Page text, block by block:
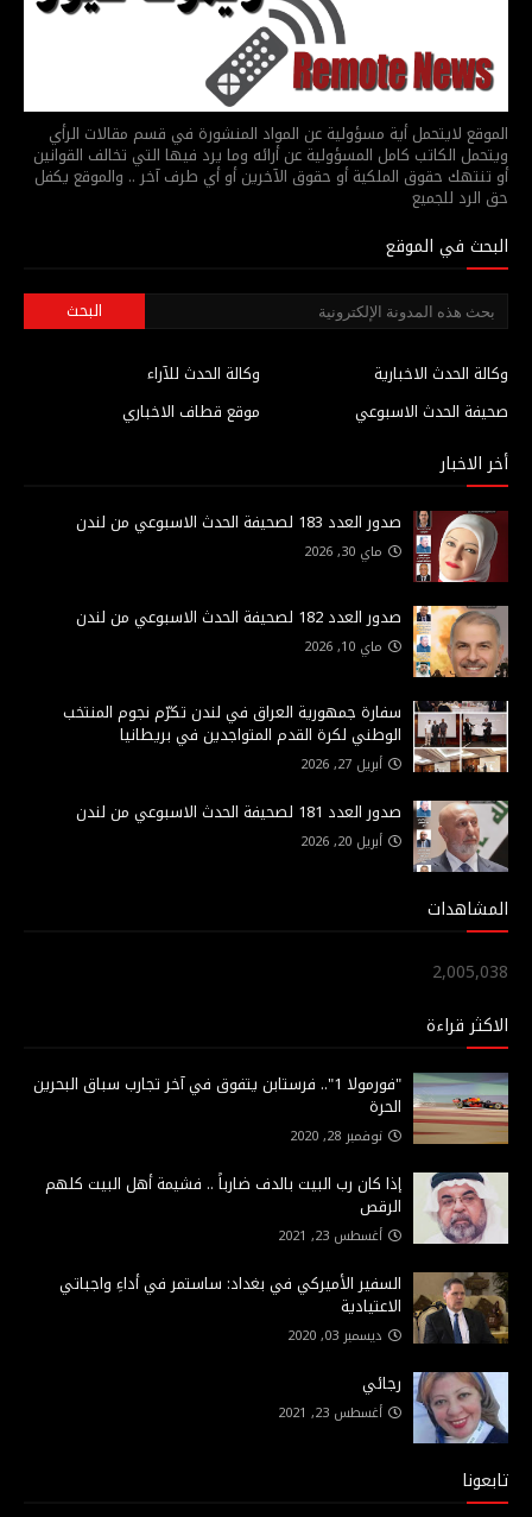
الموقع لايتحمل أية مسؤولية عن المواد المنشورة في قسم مقالات الرأي
ويتحمل الكاتب كامل المسؤولية عن أرائه وما يرد فيها التي تخالف القوانين
أو تنتهك حقوق الملكية أو حقوق الآخرين أو أي طرف آخر .. والموقع يكفل
حق الرد للجميع
البحث في الموقع
وكالة الحدث للآراء
وكالة الحدث الاخبارية
موقع قطاف الاخباري
صحيفة الحدث الاسبوعي
أخر الاخبار
صدور العدد 183 لصحيفة الحدث الاسبوعي من لندن
ماي 30, 2026
صدور العدد 182 لصحيفة الحدث الاسبوعي من لندن
ماي 10, 2026
سفارة جمهورية العراق في لندن تكرّم نجوم المنتخب
الوطني لكرة القدم المتواجدين في بريطانيا
أبريل 27, 2026
صدور العدد 181 لصحيفة الحدث الاسبوعي من لندن
أبريل 20, 2026
المشاهدات
2,005,038
الاكثر قراءة
"فورمولا 1".. فرستابن يتفوق في آخر تجارب سباق البحرين
الحرة
نوفمبر 28, 2020
إذا كان رب البيت بالدف ضارباً .. فشيمة أهل البيت كلهم
الرقص
أغسطس 23, 2021
السفير الأميركي في بغداد: ساستمر في أداءِ واجباتي
الاعتيادية
ديسمبر 03, 2020
رجائي
أغسطس 23, 2021
تابعونا